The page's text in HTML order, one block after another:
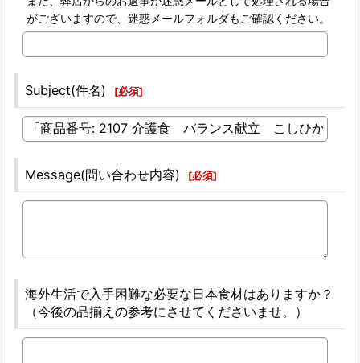
がございますので、迷惑メールフォルダもご確認ください。
Subject(件名) [必須]
Message(問い合わせ内容) [必須]
海外生活で入手困難な必要な日本食材はありますか？
（今後の品揃えの参考にさせてくださいませ。）